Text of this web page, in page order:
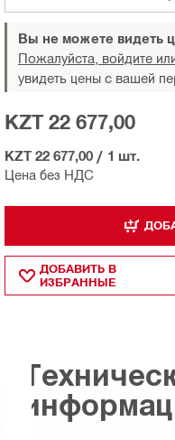
Вы не можете видеть
Пожалуйста, войдите
увидеть цены с вашей
Цена без НДС
KZT 22 677,00
KZT 22 677,00 / 1 шт.
ДОБАВИТЬ В
ИЗБРАННЫЕ